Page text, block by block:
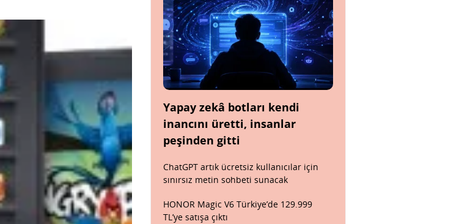
Yapay zekâ botları kendi
inancını üretti, insanlar
peşinden gitti
ChatGPT artık ücretsiz kullanıcılar için
sınırsız metin sohbeti sunacak
HONOR Magic V6 Türkiye’de 129.999
TL’ye satışa çıktı